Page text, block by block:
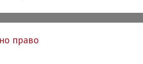
право